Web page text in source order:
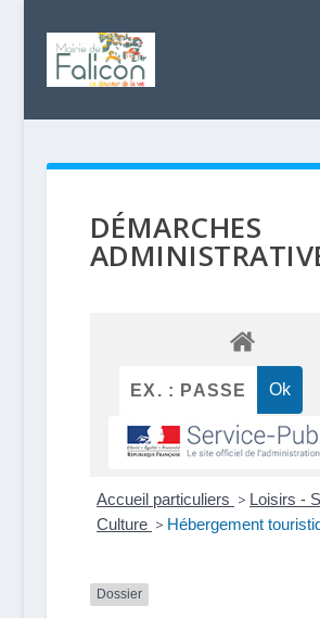
DÉMARCHES
Accueil particuliers > Loisirs -
Culture > Hébergement
Dossier